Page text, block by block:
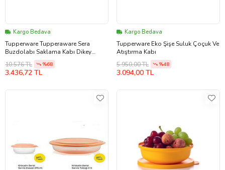
Kargo Bedava
Tupperware Tupperaware Sera
Buzdolabı Saklama Kabı Dikey
Küçük Boy (2 X 1.8 LT)
10.576 TL %68
3.436,72 TL
Kargo Bedava
Tupperware Eko Şişe Suluk Çoçuk Ve
Atıştırma Kabı
5.950,00 TL
%48
3.094,00 TL